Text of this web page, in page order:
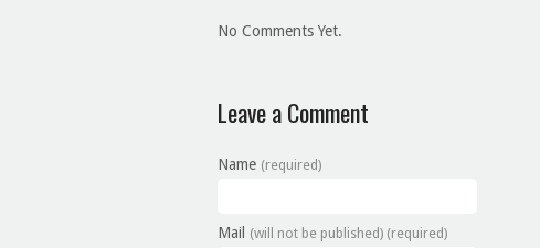
No Comments Yet.
Leave a Comment
Name (required)
Mail (will not be published) (required)